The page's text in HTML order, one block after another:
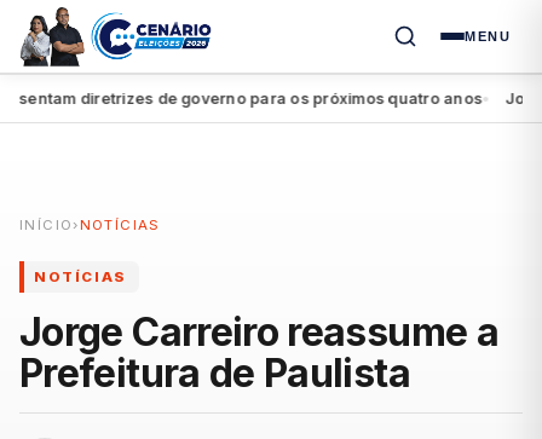
MENU
diretrizes de governo para os próximos quatro anos● João
INÍCIO › NOTÍCIAS
NOTÍCIAS
Jorge Carreiro reassume a
Prefeitura de Paulista